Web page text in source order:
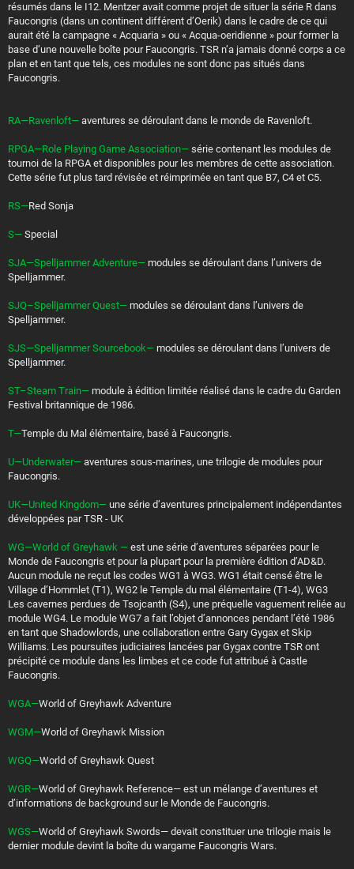
résumés dans le I12. Mentzer avait comme projet de situer la série R dans
Faucongris (dans un continent différent d’Oerik) dans le cadre de ce qui
aurait été la campagne « Acquaria » ou « Acqua-oeridienne » pour former la
base d’une nouvelle boîte pour Faucongris. TSR n’a jamais donné corps a ce
plan et en tant que tels, ces modules ne sont donc pas situés dans
Faucongris.
RA—Ravenloft— aventures se déroulant dans le monde de Ravenloft.
RPGA—Role Playing Game Association— série contenant les modules de
tournoi de la RPGA et disponibles pour les membres de cette association.
Cette série fut plus tard révisée et réimprimée en tant que B7, C4 et C5.
RS—Red Sonja
S— Special
SJA—Spelljammer Adventure— modules se déroulant dans l’univers de
Spelljammer.
SJQ–Spelljammer Quest— modules se déroulant dans l’univers de
Spelljammer.
SJS—Spelljammer Sourcebook— modules se déroulant dans l’univers de
Spelljammer.
ST–Steam Train— module à édition limitée réalisé dans le cadre du Garden
Festival britannique de 1986.
T—Temple du Mal élémentaire, basé à Faucongris.
U—Underwater— aventures sous-marines, une trilogie de modules pour
Faucongris.
UK—United Kingdom— une série d’aventures principalement indépendantes
développées par TSR - UK
WG—World of Greyhawk — est une série d’aventures séparées pour le
Monde de Faucongris et pour la plupart pour la première édition d’AD&D.
Aucun module ne reçut les codes WG1 à WG3. WG1 était censé être le
Village d’Hommlet (T1), WG2 le Temple du mal élémentaire (T1-4), WG3
Les cavernes perdues de Tsojcanth (S4), une préquelle vaguement reliée au
module WG4. Le module WG7 a fait l’objet d’annonces pendant l’été 1986
en tant que Shadowlords, une collaboration entre Gary Gygax et Skip
Williams. Les poursuites judiciaires lancées par Gygax contre TSR ont
précipité ce module dans les limbes et ce code fut attribué à Castle
Faucongris.
WGA—World of Greyhawk Adventure
WGM—World of Greyhawk Mission
WGQ—World of Greyhawk Quest
WGR—World of Greyhawk Reference— est un mélange d’aventures et
d’informations de background sur le Monde de Faucongris.
WGS—World of Greyhawk Swords— devait constituer une trilogie mais le
dernier module devint la boîte du wargame Faucongris Wars.